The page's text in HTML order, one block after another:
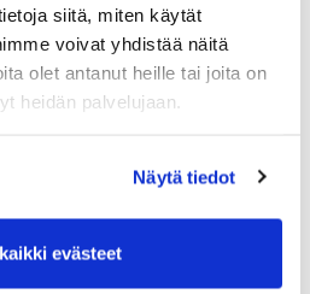
siitä, miten käytät
voivat yhdistää näitä
olet antanut heille tai joita on
heidän palvelujaan.
Näytä tiedot
evästeet